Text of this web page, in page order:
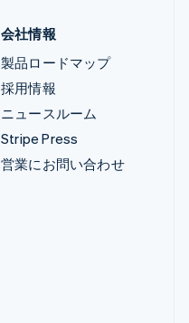
会社情報
製品ロードマップ
採用情報
ニュースルーム
Stripe Press
営業にお問い合わせ